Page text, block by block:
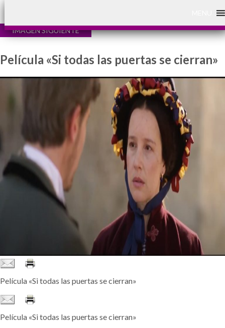
IMAGEN SIGUIENTE
Película «Si todas las puertas se cierran»
Película «Si todas las puertas se cierran»
Película «Si todas las puertas se cierran»